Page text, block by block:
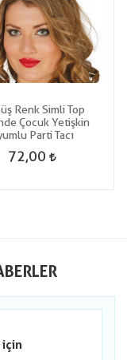
Renk Simli Top
Çocuk Yetişkin
Parti Tacı
72,00
için